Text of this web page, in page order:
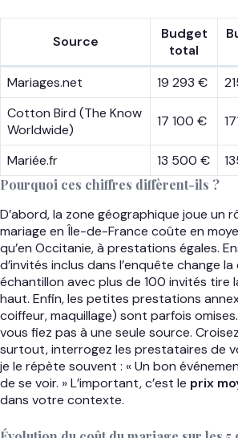
Source
Budget
total
Mariages.net 19 293 €
Cotton Bird (The Know
Worldwide)
17 100 €
Mariée.fr 13 500 €
Pourquoi ces chiffres diffèrent-ils ?
D’abord, la zone géographique joue un
mariage en Île-de-France coûte en
qu’en Occitanie, à prestations égales.
d’invités inclus dans l’enquête change la
échantillon avec plus de 100 invités tire
haut. Enfin, les petites prestations
coiffeur, maquillage) sont parfois
vous fiez pas à une seule source.
surtout, interrogez les prestataires de
je le répète souvent : « Un bon
de se voir. » L’important, c’est le prix
dans votre contexte.